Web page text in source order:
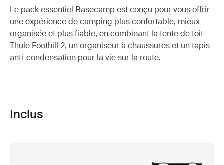
Le pack essentiel Basecamp est conçu pour vous offrir
une expérience de camping plus confortable, mieux
organisée et plus fiable, en combinant la tente de toit
Thule Foothill 2, un organiseur à chaussures et un tapis
anti-condensation pour la vie sur la route.
Inclus